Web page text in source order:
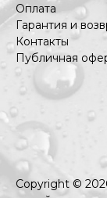
Оплата
Гарантия и
Контакты
Публичная
Copyright ©